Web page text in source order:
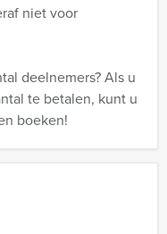
niet voor
deelnemers? Als u
te betalen, kunt u
boeken!